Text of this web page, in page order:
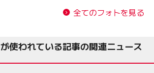
全てのフォトを見る
使われている記事の関連ニュース